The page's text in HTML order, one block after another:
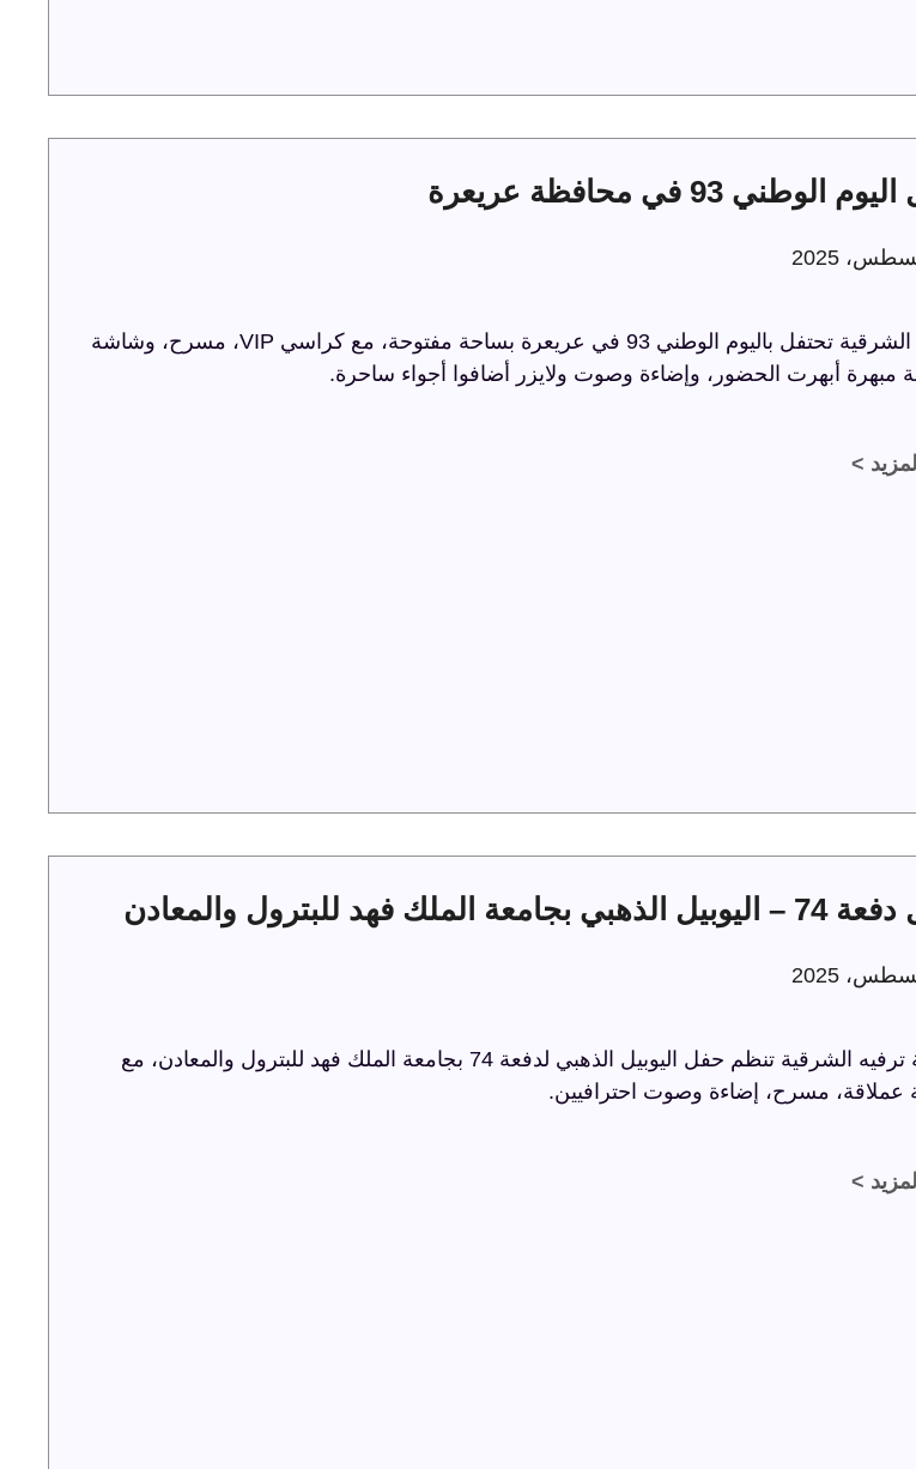
الوطني 93 في محافظة عريعرة
ترفيه الشرقية تحتفل باليوم الوطني 93 في عريعرة بساحة مفتوحة، مع كراسي VIP، مسرح، وشاشة
مبهرة أبهرت الحضور، وإضاءة وصوت ولايزر أضافوا أجواء ساحرة.
>
بجامعة الملك فهد للبترول والمعادن
شركة ترفيه الشرقية تنظم حفل اليوبيل الذهبي لدفعة 74 بجامعة الملك فهد للبترول والمعادن، مع
مسرح، إضاءة وصوت احترافيين.
>